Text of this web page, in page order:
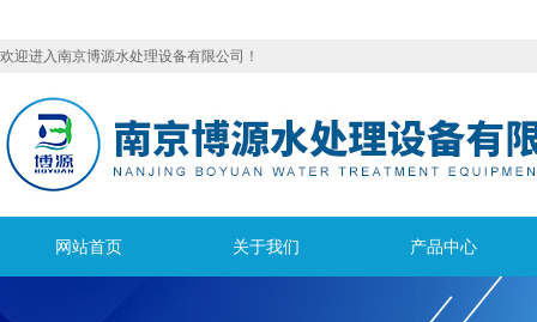
欢迎进入南京博源水处理设备有限公司！
网站首页 关于我们 产品中心